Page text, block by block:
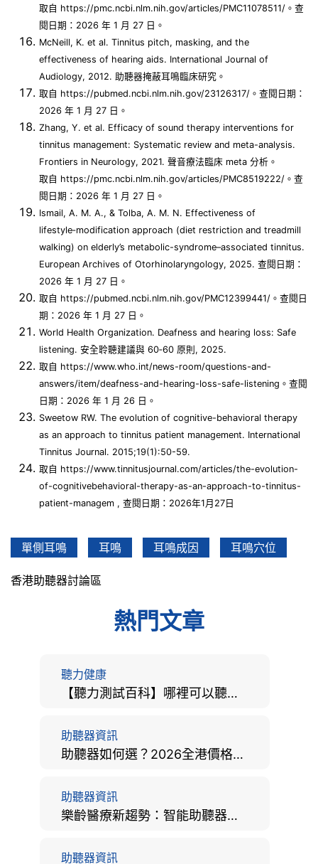
取自 https://pmc.ncbi.nlm.nih.gov/articles/PMC11078511/。查
閱日期：2026 年 1 月 27 日。
McNeill, K. et al. Tinnitus pitch, masking, and the
effectiveness of hearing aids. International Journal of
Audiology, 2012. 助聽器掩蔽耳鳴臨床研究。
取自 https://pubmed.ncbi.nlm.nih.gov/23126317/。查閱日期：
2026 年 1 月 27 日。
Zhang, Y. et al. Efficacy of sound therapy interventions for
tinnitus management: Systematic review and meta-analysis.
Frontiers in Neurology, 2021. 聲音療法臨床 meta 分析。
取自 https://pmc.ncbi.nlm.nih.gov/articles/PMC8519222/。查
閱日期：2026 年 1 月 27 日。
Ismail, A. M. A., & Tolba, A. M. N. Effectiveness of
lifestyle‑modification approach (diet restriction and treadmill
walking) on elderly’s metabolic-syndrome–associated tinnitus.
European Archives of Otorhinolaryngology, 2025. 查閱日期：
2026 年 1 月 27 日。
取自 https://pubmed.ncbi.nlm.nih.gov/PMC12399441/。查閱日
期：2026 年 1 月 27 日。
World Health Organization. Deafness and hearing loss: Safe
listening. 安全聆聽建議與 60‑60 原則, 2025.
取自 https://www.who.int/news-room/questions-and-
answers/item/deafness-and-hearing-loss-safe-listening。查閱
日期：2026 年 1 月 26 日。
Sweetow RW. The evolution of cognitive-behavioral therapy
as an approach to tinnitus patient management. International
Tinnitus Journal. 2015;19(1):50-59.
取自 https://www.tinnitusjournal.com/articles/the-evolution-
of-cognitivebehavioral-therapy-as-an-approach-to-tinnitus-
patient-managem , 查閱日期：2026年1月27日
單側耳鳴 耳鳴 耳鳴成因 耳鳴穴位
香港助聽器討論區
熱門文章
聽力健康
【聽力測試百科】哪裡可以聽力檢查？費用、標準、流程、在家聽力檢測與iPhone測試全攻略
助聽器資訊
助聽器如何選？2026全港價格比較、款式分析及老人選購全攻略
助聽器資訊
樂齡醫療新趨勢：智能助聽器結合 AI 眼底相機，如何全方位守護長者健康？
助聽器資訊